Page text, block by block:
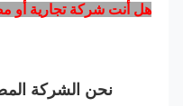
هل أنت شركة تجارية أو مصنع؟
نحن الشركة